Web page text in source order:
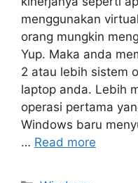
menggunakan
orang mungkin
Yup. Maka anda
2 atau lebih sistem
laptop anda. Lebih
operasi pertama
Windows baru
… Read more